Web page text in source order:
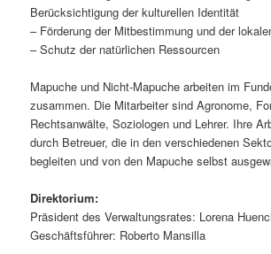
Berücksichtigung der kulturellen Identität
– Förderung der Mitbestimmung und der
– Schutz der natürlichen Ressourcen
Mapuche und Nicht-Mapuche arbeiten im
zusammen. Die Mitarbeiter sind Agronome,
Rechtsanwälte, Soziologen und Lehrer. Ihre
durch Betreuer, die in den verschiedenen
begleiten und von den Mapuche selbst
Direktorium:
Präsident des Verwaltungsrates: Lorena
Geschäftsführer: Roberto Mansilla